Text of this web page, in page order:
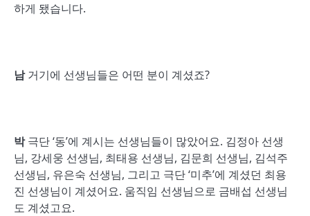
하게 됐습니다.
남거기에 선생님들은 어떤 분이 계셨죠?
박극단 ‘동’에 계시는 선생님들이 많았어요. 김정아 선생
님, 강세웅 선생님, 최태용 선생님, 김문희 선생님, 김석주
선생님, 유은숙 선생님, 그리고 극단 ‘미추’에 계셨던 최용
진 선생님이 계셨어요. 움직임 선생님으로 금배섭 선생님
도 계셨고요.